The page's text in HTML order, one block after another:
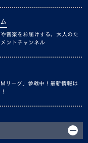
音楽をお届けする、大人のた
ントチャンネル
リーグ」参戦中！最新情報は